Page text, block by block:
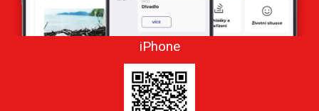
iPhone